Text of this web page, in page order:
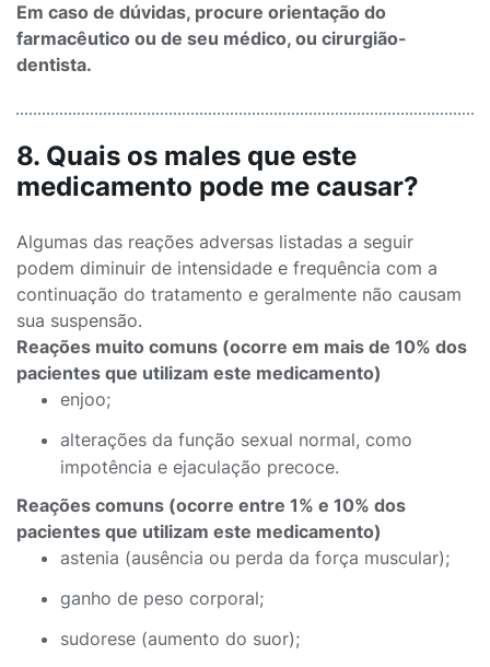
Em caso de dúvidas, procure orientação do
farmacêutico ou de seu médico, ou cirurgião-
dentista.
8. Quais os males que este
medicamento pode me causar?
Algumas das reações adversas listadas a seguir
podem diminuir de intensidade e frequência com a
continuação do tratamento e geralmente não causam
sua suspensão.
Reações muito comuns (ocorre em mais de 10% dos
pacientes que utilizam este medicamento)
enjoo;
alterações da função sexual normal, como
impotência e ejaculação precoce.
Reações comuns (ocorre entre 1% e 10% dos
pacientes que utilizam este medicamento)
astenia (ausência ou perda da força muscular);
ganho de peso corporal;
sudorese (aumento do suor);